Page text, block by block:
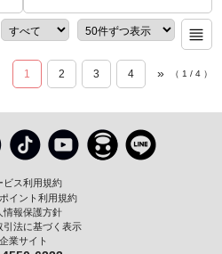
ディ
※杢灰のみ 綿90%、ポリエステ
ル10% 5.6oz ヘビーウェイトボ
Lサイズ （73cm／55cm／50cm
／22cm）
54cm／24cm）
XXLサイズ （84cm／68cm／
46cm／39cm／17cm）
レディース Lサイズ （65cm／
──────────────────
■マテリアル
綿100% 5.6oz ヘビーウェイトボ
ディ
オンスを採用。着心地が良く、
何度洗っても型崩れしづらく風
合いが出るのが特徴です。袖に
縫い付けられた特製の「壺の貴
人ワッペン」には、ファンなら
■サイズ（着丈／身幅／肩幅／袖
丈）
Sサイズ （65cm／49cm／42cm
／19cm）
Mサイズ （69cm／52cm／46cm
／20cm）
Lサイズ （73cm／55cm／50cm
主人公・狼を「隻狼」と豪快に
呼ぶ謎の男、「葦名の天狗」。
面と蓑を身にまとい、内府の密
偵を狩るために暗躍する彼の正
傑の姿を、原田隼（TORCH
TORCH）が鉛筆画で描き下ろ
し。風格のある後ろ姿をグラデ
ーションプリントで彩りまし
た。「HUNT THE RAT…」の柔
らかな吹き出しが、天狗の愛嬌
ある一面を表現しています。
生地はしっかりとした厚みの5.6
オンスを採用。着心地が良く、
1 2 3 4 » （ 1 / 4 ）
ビス利用規約
イント利用規約
情報保護方針
引法に基づく表示
企業サイト